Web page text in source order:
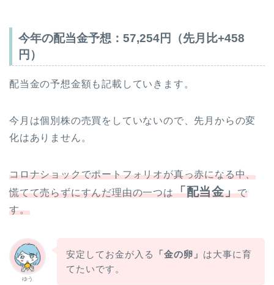
今年の配当金予想： 57,254円（先月比+458
円）
配当金の予想金額も記載していきます。
今月は個別株の売買をしていないので、先月からの変
化はありません。
コロナショックでポートフォリオが真っ赤になる中、
慌てて売らずにすんだ理由の一つは「配当金」で
す。
ゆう
安定してお金が入る 「金の卵」 は大事に育
てたいです。